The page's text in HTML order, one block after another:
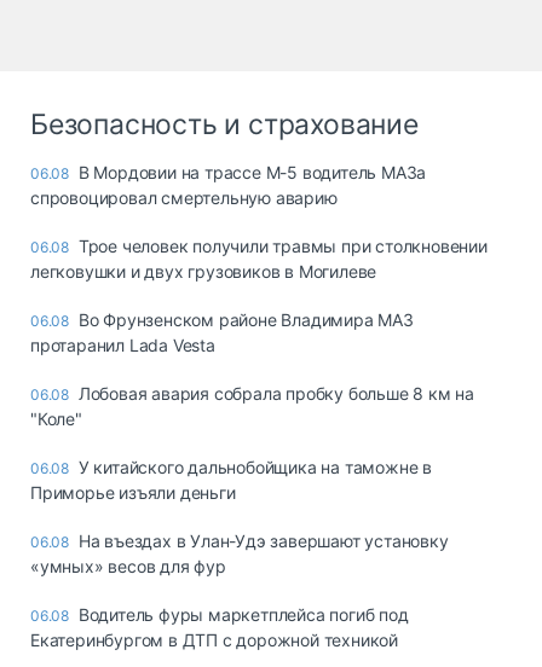
Безопасность и страхование
06.08 В Мордовии на трассе М-5 водитель МАЗа
спровоцировал смертельную аварию
06.08 Трое человек получили травмы при столкновении
легковушки и двух грузовиков в Могилеве
06.08 Во Фрунзенском районе Владимира МАЗ
протаранил Lada Vesta
06.08 Лобовая авария собрала пробку больше 8 км на
"Коле"
06.08 У китайского дальнобойщика на таможне в
Приморье изъяли деньги
06.08 Ha въeздax в Улaн-Удэ зaвepшaют ycтaнoвкy
«yмныx» вecoв для фyp
06.08 Водитель фуры маркетплейса погиб под
Екатеринбургом в ДТП с дорожной техникой